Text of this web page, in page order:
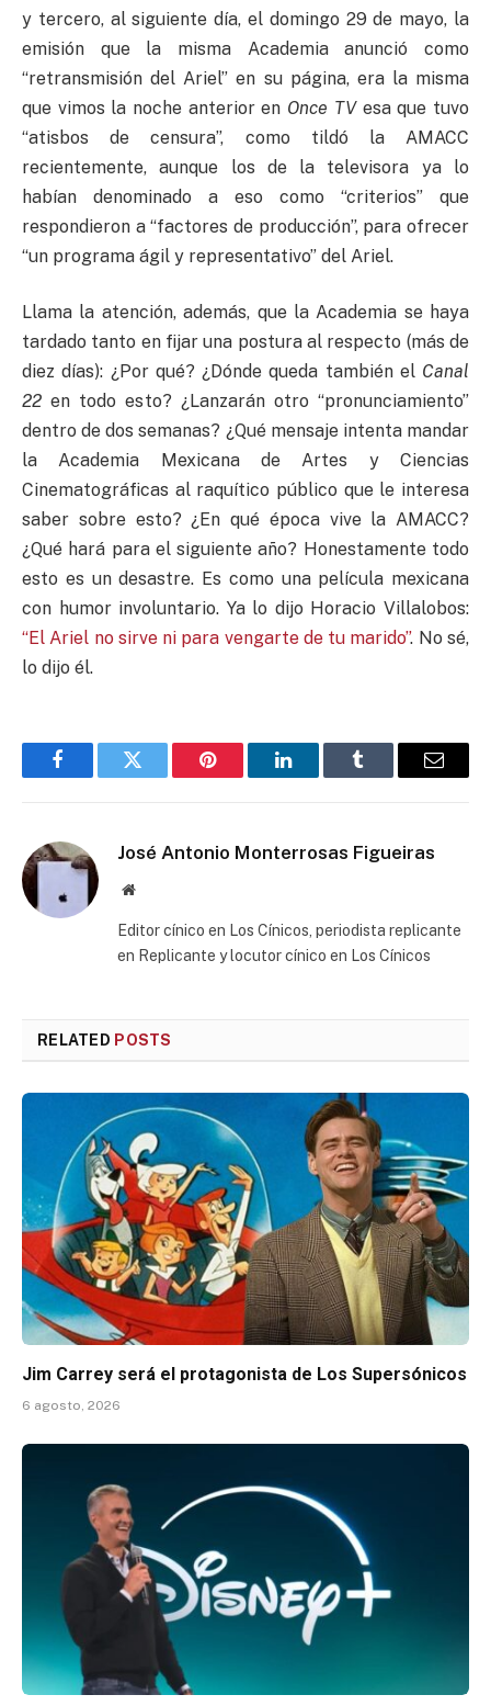
y tercero, al siguiente día, el domingo 29 de mayo, la
emisión que la misma Academia anunció como
“retransmisión del Ariel” en su página, era la misma
que vimos la noche anterior en Once TVesa que tuvo
“atisbos de censura”, como tildó la AMACC
recientemente, aunque los de la televisora ya lo
habían denominado a eso como “criterios” que
respondieron a “factores de producción”, para ofrecer
“un programa ágil y representativo” del Ariel.
Llama la atención, además, que la Academia se haya
tardado tanto en fijar una postura al respecto (más de
diez días): ¿Por qué? ¿Dónde queda también el Canal
22 en todo esto? ¿Lanzarán otro “pronunciamiento”
dentro de dos semanas? ¿Qué mensaje intenta mandar
la Academia Mexicana de Artes y Ciencias
Cinematográficas al raquítico público que le interesa
saber sobre esto? ¿En qué época vive la AMACC?
¿Qué hará para el siguiente año? Honestamente todo
esto es un desastre. Es como una película mexicana
con humor involuntario. Ya lo dijo Horacio Villalobos:
“El Ariel no sirve ni para vengarte de tu marido”. No sé,
lo dijo él.
FacebookTwitter Pinterest LinkedInTumblr Email
José Antonio Monterrosas Figueiras
Website
Editor cínico en Los Cínicos, periodista replicante
en Replicante y locutor cínico en Los Cínicos
RELATED POSTS
Jim Carrey será el protagonista de Los Supersónicos
6 agosto, 2026